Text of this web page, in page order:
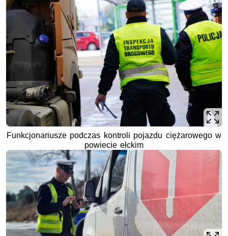
Funkcjonariusze podczas kontroli pojazdu ciężarowego w
powiecie ełckim